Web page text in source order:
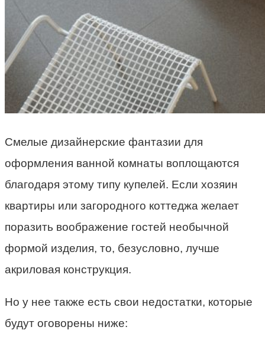
Смелые дизайнерские фантазии для
оформления ванной комнаты воплощаются
благодаря этому типу купелей. Если хозяин
квартиры или загородного коттеджа желает
поразить воображение гостей необычной
формой изделия, то, безусловно, лучше
акриловая конструкция.
Но у нее также есть свои недостатки, которые
будут оговорены ниже: